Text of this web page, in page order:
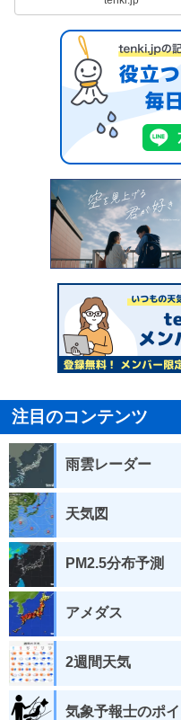
注目のコンテンツ
雨雲レーダー
天気図
PM2.5分布予測
アメダス
2週間天気
気象予報士のポ